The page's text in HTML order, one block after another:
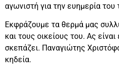
αγωνιστή για την ευημερία του
Εκφράζουμε τα θερμά μας
και τους οικείους του. Ας
σκεπάζει. Παναγιώτης
κηδεία.